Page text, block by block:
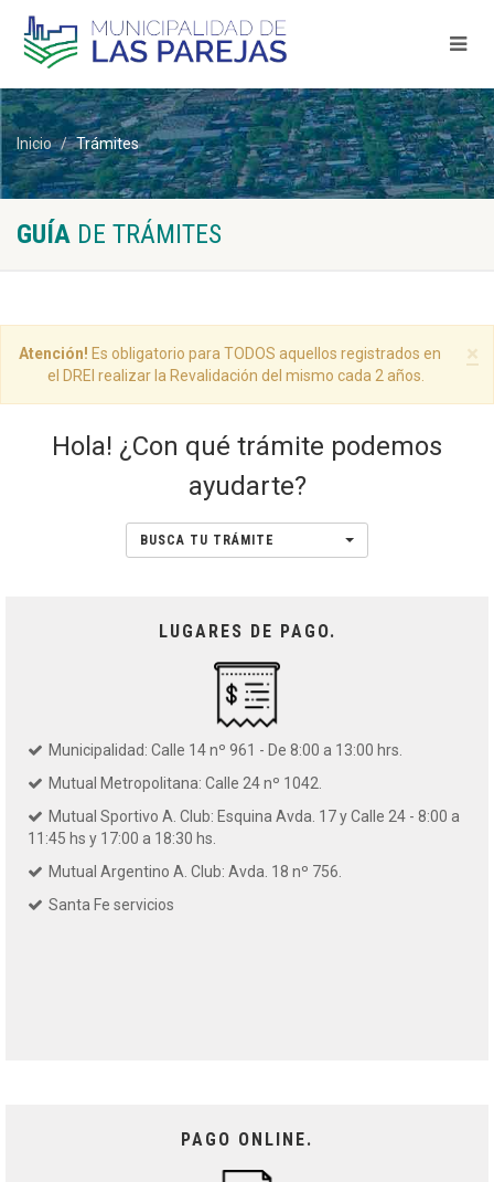
Inicio Trámites
GUÍA DE TRÁMITES
×
Atención! Es obligatorio para TODOS aquellos registrados en
el DREI realizar la Revalidación del mismo cada 2 años.
Hola! ¿Con qué trámite podemos
ayudarte?
BUSCA TU TRÁMITE
LUGARES DE PAGO.
Municipalidad: Calle 14 nº 961 - De 8:00 a 13:00 hrs.
Mutual Metropolitana: Calle 24 nº 1042.
Mutual Sportivo A. Club: Esquina Avda. 17 y Calle 24 - 8:00 a
11:45 hs y 17:00 a 18:30 hs.
Mutual Argentino A. Club: Avda. 18 nº 756.
Santa Fe servicios
PAGO ONLINE.